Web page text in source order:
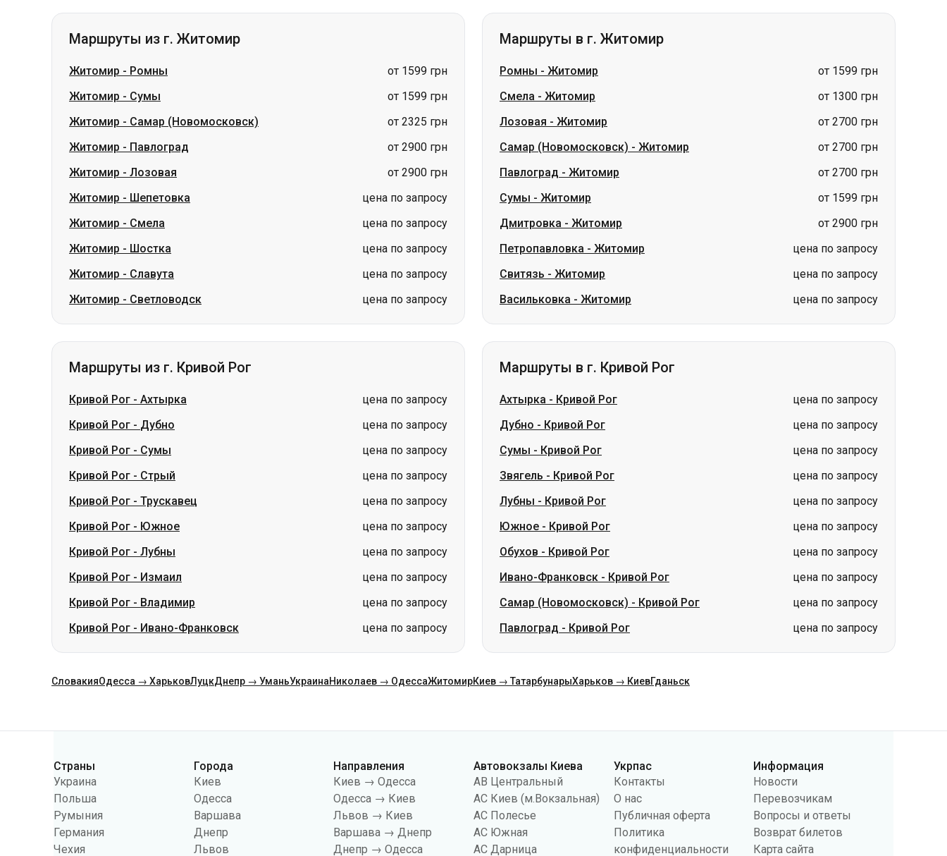
Маршруты из г. Житомир
Житомир - Ромны
от 1599 грн
Житомир - Сумы
от 1599 грн
Житомир - Самар (Новомосковск)
от 2325 грн
Житомир - Павлоград
от 2900 грн
Житомир - Лозовая
от 2900 грн
Житомир - Шепетовка
цена по запросу
Житомир - Смела
цена по запросу
Житомир - Шостка
цена по запросу
Житомир - Славута
цена по запросу
Житомир - Светловодск цена по запросу
Маршруты в г. Житомир
Ромны - Житомир
от 1599 грн
Смела - Житомир
от 1300 грн
Лозовая - Житомир
от 2700 грн
Самар (Новомосковск) - Житомир
от 2700 грн
Павлоград - Житомир
от 2700 грн
Сумы - Житомир
от 1599 грн
Дмитровка - Житомир
от 2900 грн
Петропавловка - Житомир
цена по запросу
Свитязь - Житомир
цена по запросу
Васильковка - Житомир цена по запросу
Маршруты из г. Кривой Рог
Кривой Рог - Ахтырка
цена по запросу
Кривой Рог - Дубно
цена по запросу
Кривой Рог - Сумы
цена по запросу
Кривой Рог - Стрый
цена по запросу
Кривой Рог - Трускавец
цена по запросу
Кривой Рог - Южное
цена по запросу
Кривой Рог - Лубны
цена по запросу
Кривой Рог - Измаил
цена по запросу
Кривой Рог - Владимир
цена по запросу
Кривой Рог - Ивано-Франковск цена по запросу
Маршруты в г. Кривой Рог
Ахтырка - Кривой Рог
цена по запросу
Дубно - Кривой Рог
цена по запросу
Сумы - Кривой Рог
цена по запросу
Звягель - Кривой Рог
цена по запросу
Лубны - Кривой Рог
цена по запросу
Южное - Кривой Рог
цена по запросу
Обухов - Кривой Рог
цена по запросу
Ивано-Франковск - Кривой Рог
цена по запросу
Самар (Новомосковск) - Кривой Рог
цена по запросу
Павлоград - Кривой Рог цена по запросу
СловакияОдесса → ХарьковЛуцкДнепр → УманьУкраинаНиколаев → ОдессаЖитомирКиев → ТатарбунарыХарьков → КиевГданьск
Категории
Страны
Украина
Польша
Румыния
Германия
Чехия
Города
Киев
Одесса
Варшава
Днепр
Львов
Направления
Киев → Одесса
Одесса → Киев
Львов → Киев
Варшава → Днепр
Днепр → Одесса
Автовокзалы Киева
АВ Центральный
АС Киев (м.Вокзальная)
АС Полесье
АС Южная
АС Дарница
Укрпас
Контакты
О нас
Публичная оферта
Политика
конфиденциальности
Информация
Новости
Перевозчикам
Вопросы и ответы
Возврат билетов
Карта сайта